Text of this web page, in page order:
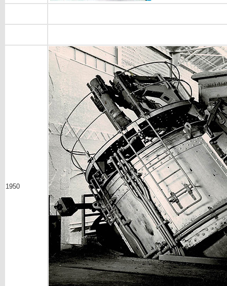
1950